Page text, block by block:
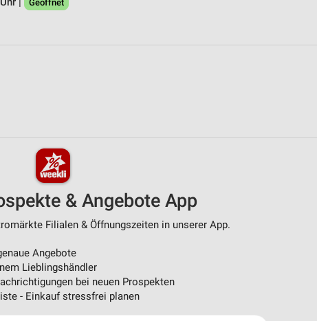
Geöffnet
& Angebote App
Filialen & Öffnungszeiten in unserer App.
Angebote
Lieblingshändler
bei neuen Prospekten
- Einkauf stressfrei planen